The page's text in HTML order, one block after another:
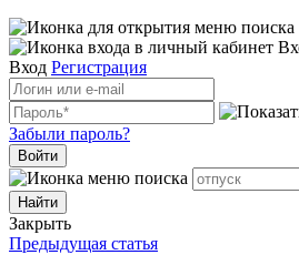
Вход Регистрация
Забыли пароль?
Войти
Закрыть
Предыдущая статья